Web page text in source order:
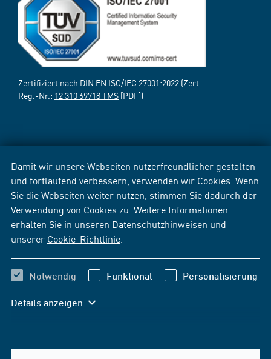
Damit wir unsere Webseiten nutzerfreundlicher gestalten
und fortlaufend verbessern, verwenden wir Cookies. Wenn
Sie die Webseiten weiter nutzen, stimmen Sie dadurch der
Verwendung von Cookies zu. Weitere Informationen
erhalten Sie in unseren Datenschutzhinweisen und
unserer Cookie-Richtlinie
Notwendig Funktional Personalisierung
Details anzeigen
Zertifiziert nach DIN EN ISO/IEC 27001:2022 (Zert.-
Reg.-Nr.: 12 310 69718 TMS [PDF])